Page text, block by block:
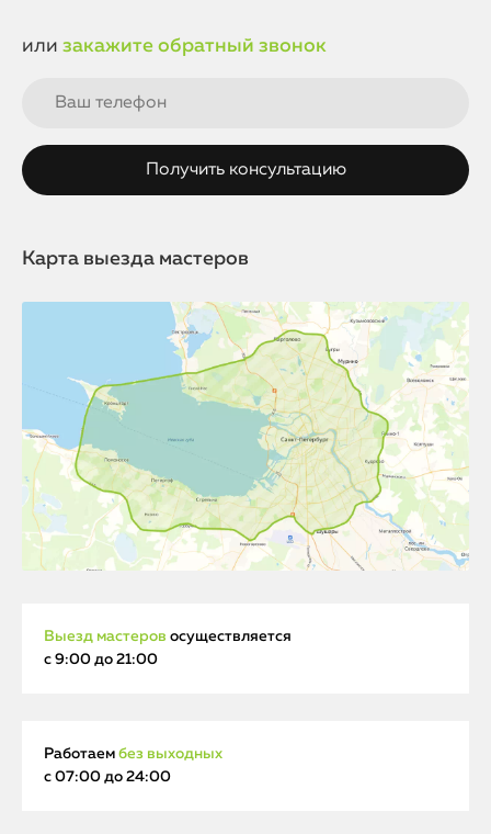
или закажите обратный звонок
Карта выезда мастеров
Выезд мастеров осуществляется
с 9:00 до 21:00
Работаем без выходных
с 07:00 до 24:00